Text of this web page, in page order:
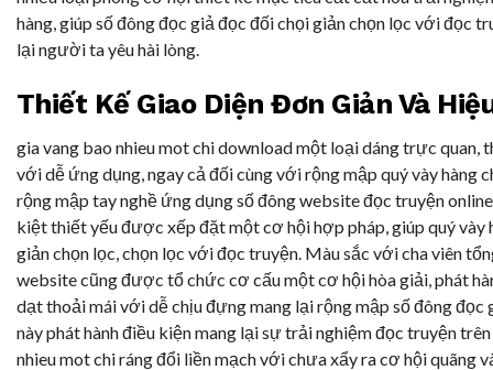
hàng, giúp số đông đọc giả đọc đối chọi giản chọn lọc với đọc
lại người ta yêu hài lòng.
Thiết Kế Giao Diện Đơn Giản Và
gia vang bao nhieu mot chi download một loại dáng trực quan,
với dễ ứng dụng, ngay cả đối cùng với rộng mập quý vày hàng
rộng mập tay nghề ứng dụng số đông website đọc truyện
kiệt thiết yếu được xếp đặt một cơ hội hợp pháp, giúp quý vày
giản chọn lọc, chọn lọc với đọc truyện. Màu sắc với cha viên
website cũng được tổ chức cơ cấu một cơ hội hòa giải, phát
dạt thoải mái với dễ chịu đựng mang lại rộng mập số đông đọc
này phát hành điều kiện mang lại sự trải nghiệm đọc truyện
nhieu mot chi ráng đổi liền mạch với chưa xẩy ra cơ hội quãng